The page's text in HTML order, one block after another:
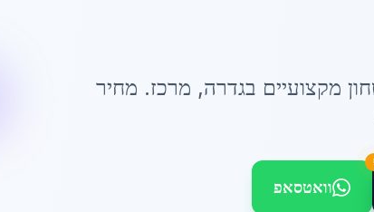
מקצועיים בגדרה, מרכז. מחיר
!
וואטסאפ